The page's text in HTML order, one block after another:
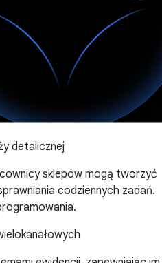
detalicznej
sklepów mogą tworzyć
codziennych zadań.